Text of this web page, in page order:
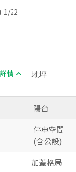
1/22
詳情 地坪
陽台
停車空間
(含公設)
加蓋格局